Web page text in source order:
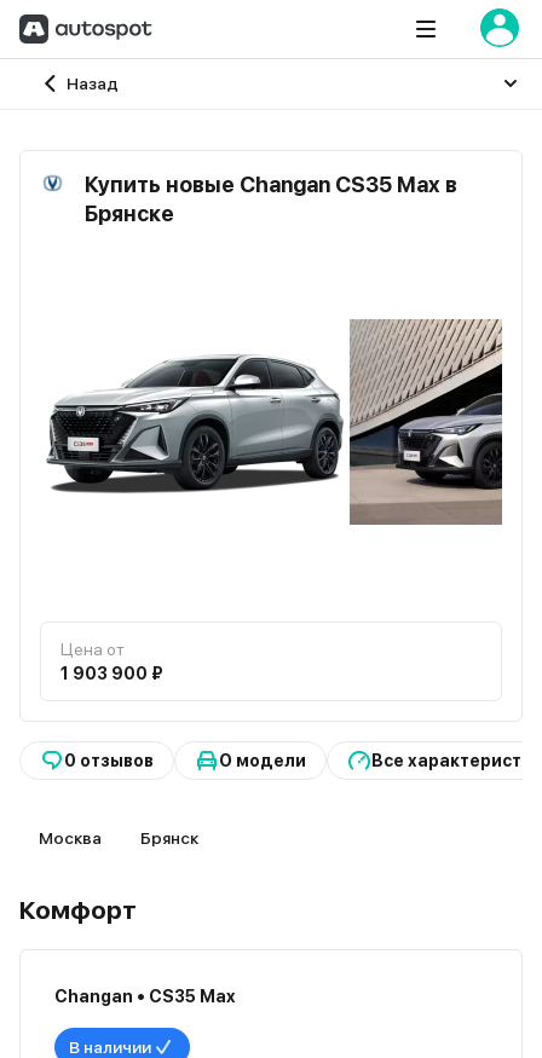
Назад
Главная
Купить новые Changan CS35 Max в
Брянске
Цена от
1 903 900 ₽
0 отзывов О модели Все
Москва Брянск
Комфорт
Changan • CS35 Max
В наличии